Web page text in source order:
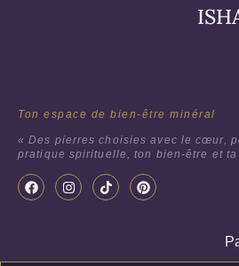
Ton espace de bien-être minéral
« Des pierres choisies avec le cœur,
pratique spirituelle, ton bien-être et